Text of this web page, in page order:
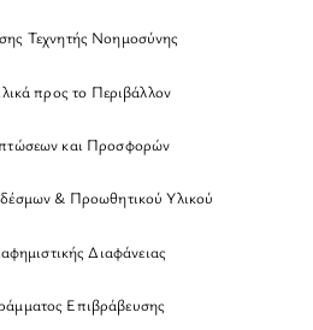
Τεχνητής Νοημοσύνης
προς το Περιβάλλον
και Προσφορών
& Προωθητικού Υλικού
Διαφάνειας
Επιβράβευσης